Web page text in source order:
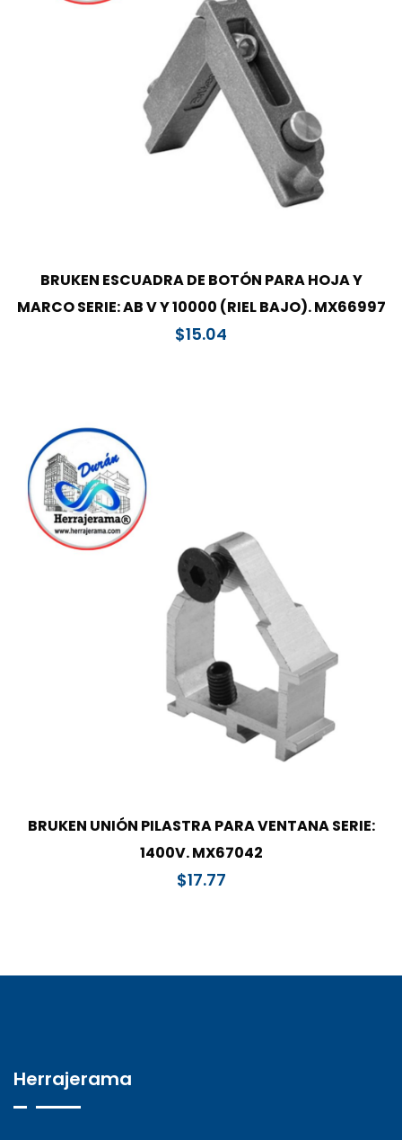
BRUKEN ESCUADRA DE BOTÓN PARA HOJA Y
MARCO SERIE: AB V Y 10000 (RIEL BAJO). MX66997
$15.04
BRUKEN UNIÓN PILASTRA PARA VENTANA SERIE:
1400V. MX67042
$17.77
Herrajerama